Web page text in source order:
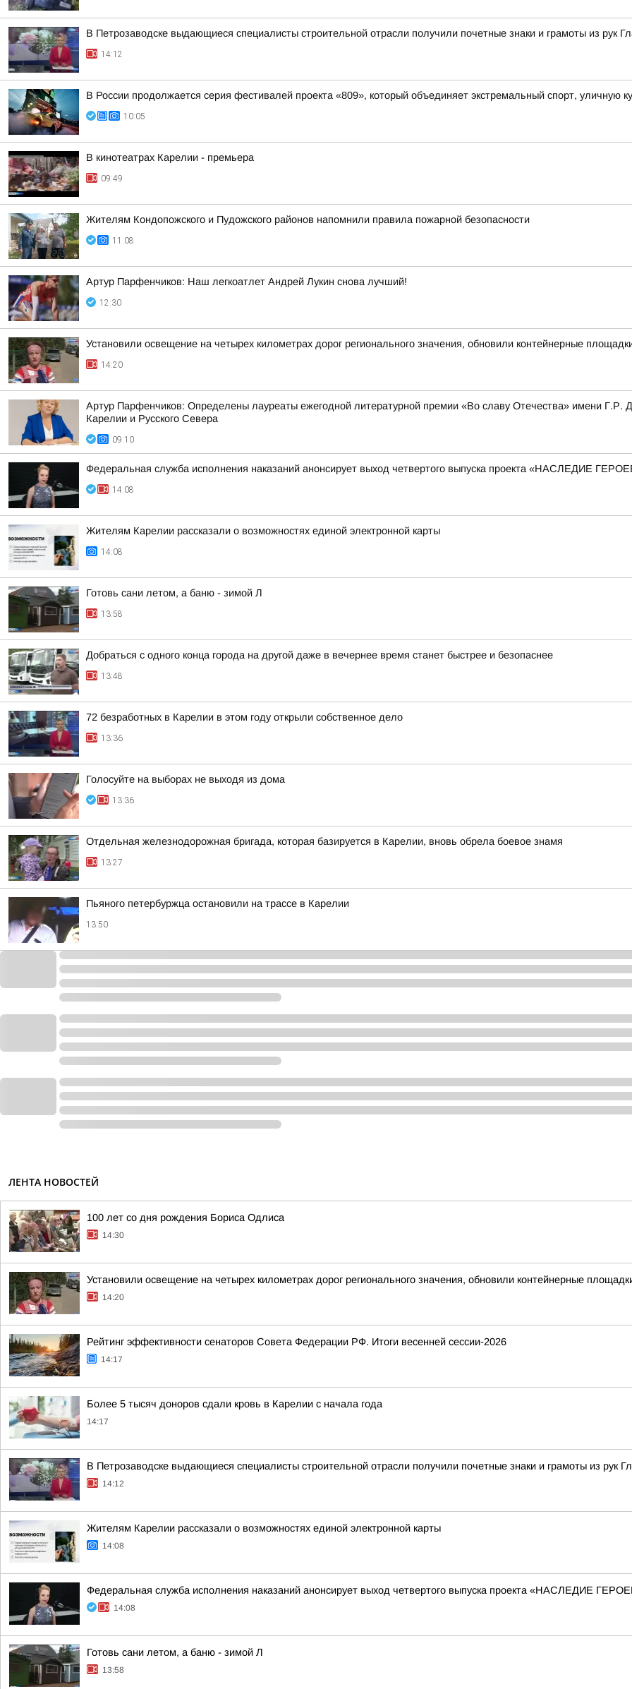
В Петрозаводске выдающиеся специалисты строительной отрасли получили почетные знаки и грамоты из рук
14:12
В России продолжается серия фестивалей проекта «809», который объединяет экстремальный спорт, уличную
10:05
В кинотеатрах Карелии - премьера
09:49
Жителям Кондопожского и Пудожского районов напомнили правила пожарной безопасности
11:08
Артур Парфенчиков: Наш легкоатлет Андрей Лукин снова лучший!
12:30
Установили освещение на четырех километрах дорог регионального значения, обновили контейнерные
14:20
Артур Парфенчиков: Определены лауреаты ежегодной литературной премии «Во славу Отечества» имени Г.Р.
Карелии и Русского Севера
09:10
Федеральная служба исполнения наказаний анонсирует выход четвертого выпуска проекта «НАСЛЕДИЕ
14:08
Жителям Карелии рассказали о возможностях единой электронной карты
14:08
Готовь сани летом, а баню - зимой Л
13:58
Добраться с одного конца города на другой даже в вечернее время станет быстрее и безопаснее
13:48
72 безработных в Карелии в этом году открыли собственное дело
13:36
Голосуйте на выборах не выходя из дома
13:36
Отдельная железнодорожная бригада, которая базируется в Карелии, вновь обрела боевое знамя
13:27
Пьяного петербуржца остановили на трассе в Карелии
13:50
ЛЕНТА НОВОСТЕЙ
100 лет со дня рождения Бориса Одлиса
14:30
Установили освещение на четырех километрах дорог регионального значения, обновили контейнерные
14:20
Рейтинг эффективности сенаторов Совета Федерации РФ. Итоги весенней сессии-2026
14:17
Более 5 тысяч доноров сдали кровь в Карелии с начала года
14:17
В Петрозаводске выдающиеся специалисты строительной отрасли получили почетные знаки и грамоты из рук
14:12
Жителям Карелии рассказали о возможностях единой электронной карты
14:08
Федеральная служба исполнения наказаний анонсирует выход четвертого выпуска проекта «НАСЛЕДИЕ
14:08
Готовь сани летом, а баню - зимой Л
13:58